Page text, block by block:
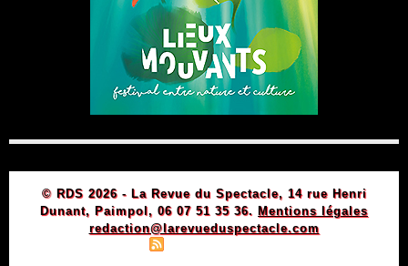
© RDS 2026 - La Revue du Spectacle, 14 rue Henri
Dunant, Paimpol, 06 07 51 35 36. Mentions légales
redaction@larevueduspectacle.com